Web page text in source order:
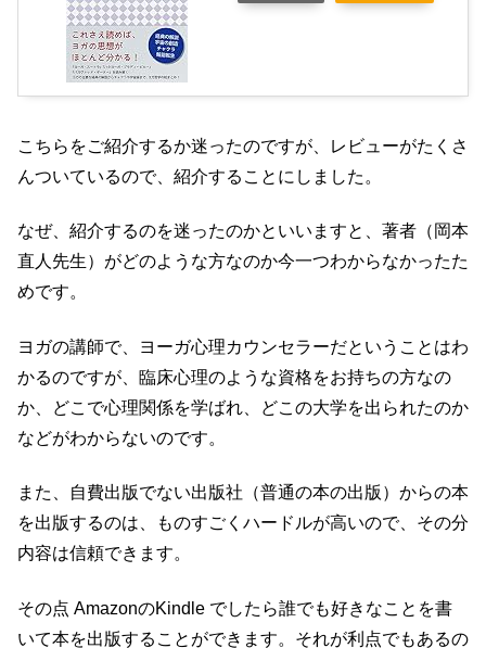
こちらをご紹介するか迷ったのですが、レビューがたくさ
んついているので、紹介することにしました。
なぜ、紹介するのを迷ったのかといいますと、著者（岡本
直人先生）がどのような方なのか今一つわからなかったた
めです。
ヨガの講師で、ヨーガ心理カウンセラーだということはわ
かるのですが、臨床心理のような資格をお持ちの方なの
か、どこで心理関係を学ばれ、どこの大学を出られたのか
などがわからないのです。
また、自費出版でない出版社（普通の本の出版）からの本
を出版するのは、ものすごくハードルが高いので、その分
内容は信頼できます。
その点 AmazonのKindle でしたら誰でも好きなことを書
いて本を出版することができます。それが利点でもあるの